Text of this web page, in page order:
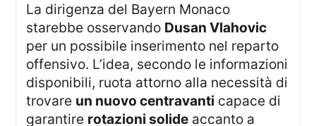
La dirigenza del Bayern Monaco
starebbe osservando Dusan Vlahovic
per un possibile inserimento nel reparto
offensivo. L’idea, secondo le informazioni
disponibili, ruota attorno alla necessità di
trovare un nuovo centravanti capace di
garantire rotazioni solide accanto a